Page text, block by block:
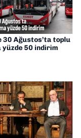
30 Ağustos’ta toplu
yüzde 50 indirim